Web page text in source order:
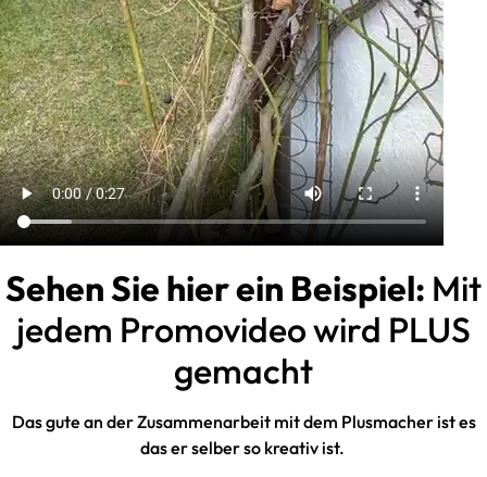
Sehen Sie hier ein Beispiel: Mit
jedem Promovideo wird PLUS
gemacht
Das gute an der Zusammenarbeit mit dem Plusmacher ist es
das er selber so kreativ ist.